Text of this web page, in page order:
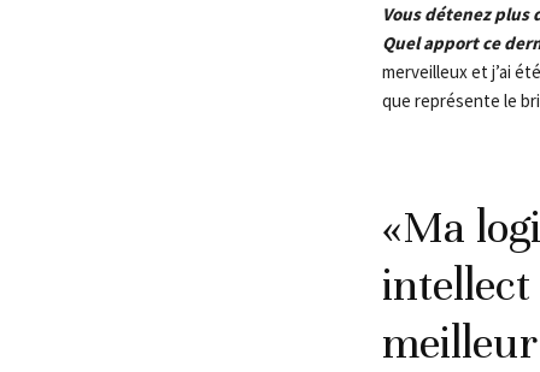
Vous détenez
Quel apport ce
merveilleux et j’ai
que représente le
«Ma